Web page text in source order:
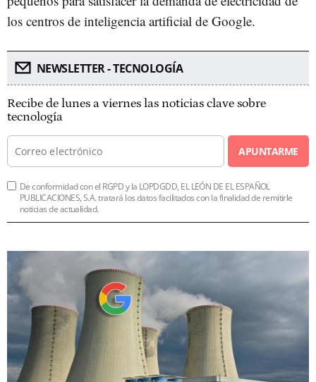
los centros de inteligencia artificial de Google.
NEWSLETTER - TECNOLOGÍA
Recibe de lunes a viernes las noticias clave sobre
tecnología
APUNTARME
De conformidad con el RGPD y la LOPDGDD, EL LEÓN DE EL ESPAÑOL
PUBLICACIONES, S.A. tratará los datos facilitados con la finalidad de remitirle
noticias de actualidad.